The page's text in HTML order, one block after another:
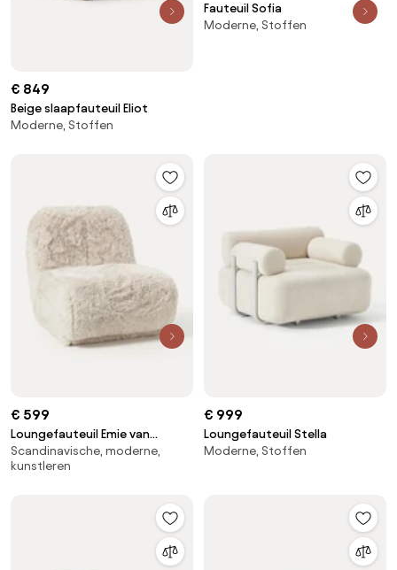
€ 849
Beige slaapfauteuil Eliot
Moderne, Stoffen
Fauteuil Sofia
Moderne, Stoffen
€ 599
Loungefauteuil Emie van
imitatieleer
Scandinavische, moderne,
kunstleren
€ 999
Loungefauteuil Stella
Moderne, Stoffen